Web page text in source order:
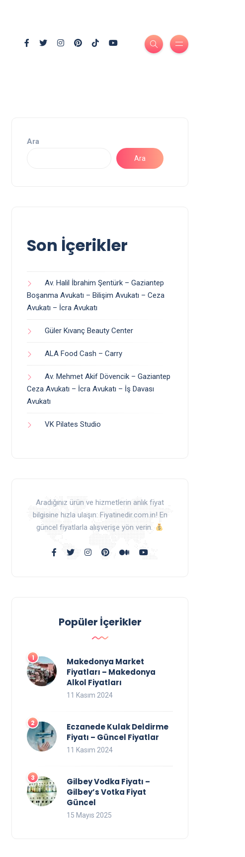
Ara
Ara
Son İçerikler
Av. Halil İbrahim Şentürk – Gaziantep
Boşanma Avukatı – Bilişim Avukatı – Ceza
Avukatı – İcra Avukatı
Güler Kıvanç Beauty Center
ALA Food Cash – Carry
Av. Mehmet Akif Dövencik – Gaziantep
Ceza Avukatı – İcra Avukatı – İş Davası
Avukatı
VK Pilates Studio
Aradığınız ürün ve hizmetlerin anlık fiyat
bilgisine hızla ulaşın: Fiyatinedir.com.in! En
güncel fiyatlarla alışverişe yön verin.
Popüler İçerikler
Makedonya Market
Fiyatları – Makedonya
Alkol Fiyatları
11 Kasım 2024
Eczanede Kulak Deldirme
Fiyatı – Güncel Fiyatlar
11 Kasım 2024
Gilbey Vodka Fiyatı –
Gilbey’s Votka Fiyat
Güncel
15 Mayıs 2025